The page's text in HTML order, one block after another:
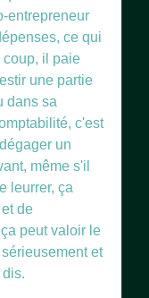
entrepreneur
ce qui
coup, il paie
une partie
dans sa
c'est
un
même s'il
leurrer, ça
de
peut valoir le
et